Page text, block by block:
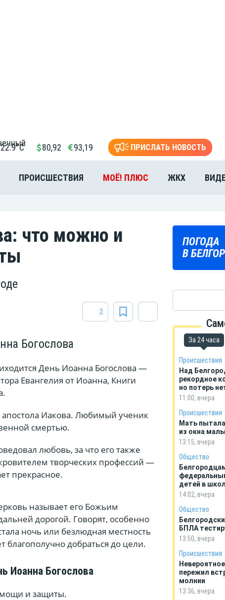
80,92 93,19 ПРИСЛАТЬ НОВОСТЬ
ПРОИСШЕСТВИЯ МОЁ! ПЛЮС ЖКХ
что можно и
2
Богослова
День Иоанна Богослова —
Евангелия от Иоанна, Книги
Иакова. Любимый ученик
смертью.
любовь, за что его также
творческих профессий —
прекрасное.
называет его Божьим
дорогой. Говорят, особенно
ночь или безлюдная местность
добраться до цели.
Иоанна Богослова
и защиты.
ПОГОДА
ВНА
Подпишись
на тг-
«МОЁ!
За 24 часа
Происшествия
Над
рекордное
но потерь
11:00, вчера
Происшествия
Мать
из окна
13:15, вчера
Общество
детей в
14:02, вчера
Общество
БПЛА
13:50, вчера
Происшествия
пережил
молнии
13:36, вчера